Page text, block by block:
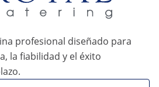
profesional diseñado para
la fiabilidad y el éxito